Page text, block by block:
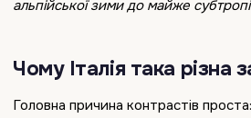
альпійської зими до майже
Чому Італія така різна
Головна причина контрастів